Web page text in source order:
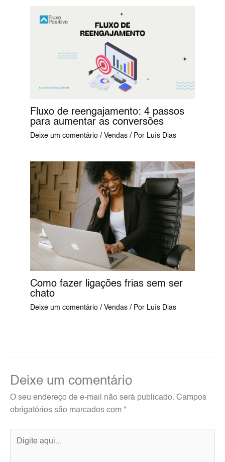
Fluxo de reengajamento: 4 passos
para aumentar as conversões
Deixe um comentário / Vendas / Por Luís Dias
Como fazer ligações frias sem ser
chato
Deixe um comentário / Vendas / Por Luís Dias
Deixe um comentário
O seu endereço de e-mail não será publicado. Campos
obrigatórios são marcados com *
aqui...